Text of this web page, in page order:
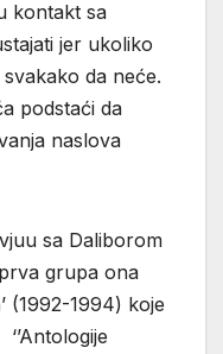
kontakt sa
jer ukoliko
da neće.
podstaći da
naslova
sa Daliborom
grupa ona
(1992-1994) koje